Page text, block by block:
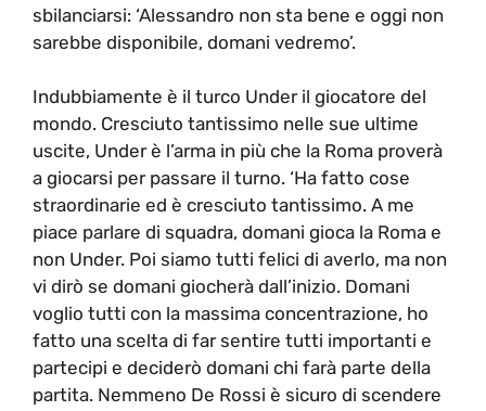
sbilanciarsi: ‘Alessandro non sta bene e oggi non
sarebbe disponibile, domani vedremo’.
Indubbiamente è il turco Under il giocatore del
mondo. Cresciuto tantissimo nelle sue ultime
uscite, Under è l’arma in più che la Roma proverà
a giocarsi per passare il turno. ‘Ha fatto cose
straordinarie ed è cresciuto tantissimo. A me
piace parlare di squadra, domani gioca la Roma e
non Under. Poi siamo tutti felici di averlo, ma non
vi dirò se domani giocherà dall’inizio. Domani
voglio tutti con la massima concentrazione, ho
fatto una scelta di far sentire tutti importanti e
partecipi e deciderò domani chi farà parte della
partita. Nemmeno De Rossi è sicuro di scendere